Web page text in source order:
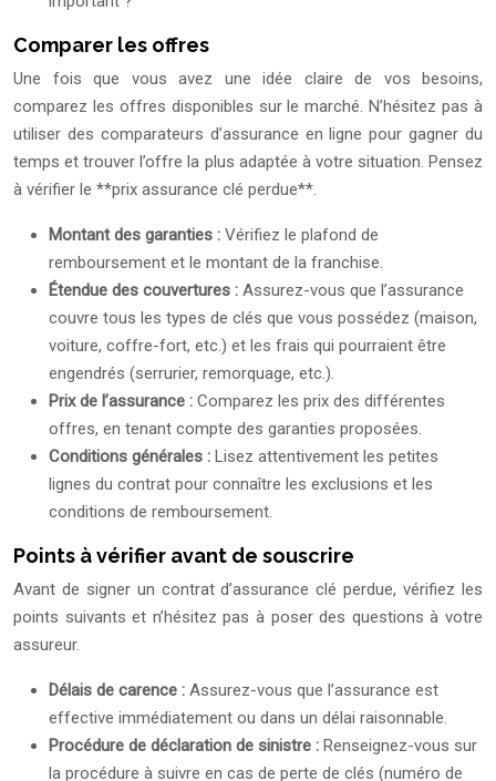
Comparer les offres
Une fois que vous avez une idée claire de vos besoins,
comparez les offres disponibles sur le marché. N’hésitez pas à
utiliser des comparateurs d’assurance en ligne pour gagner du
temps et trouver l’offre la plus adaptée à votre situation. Pensez
à vérifier le **prix assurance clé perdue**.
Montant des garanties : Vérifiez le plafond de
remboursement et le montant de la franchise.
Étendue des couvertures : Assurez-vous que l’assurance
couvre tous les types de clés que vous possédez (maison,
voiture, coffre-fort, etc.) et les frais qui pourraient être
engendrés (serrurier, remorquage, etc.).
Prix de l’assurance : Comparez les prix des différentes
offres, en tenant compte des garanties proposées.
Conditions générales : Lisez attentivement les petites
lignes du contrat pour connaître les exclusions et les
conditions de remboursement.
Points à vérifier avant de souscrire
Avant de signer un contrat d’assurance clé perdue, vérifiez les
points suivants et n’hésitez pas à poser des questions à votre
assureur.
Délais de carence : Assurez-vous que l’assurance est
effective immédiatement ou dans un délai raisonnable.
Procédure de déclaration de sinistre : Renseignez-vous sur
la procédure à suivre en cas de perte de clés (numéro de